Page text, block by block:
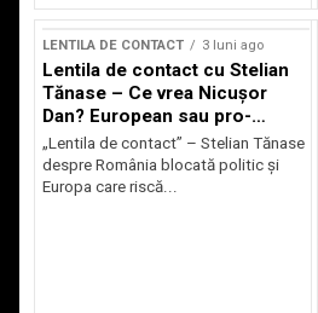
LENTILA DE CONTACT 3 luni ago
Lentila de contact cu Stelian
Tănase – Ce vrea Nicușor
Dan? European sau pro-
occidental?
„Lentila de contact” – Stelian Tănase
despre România blocată politic și
Europa care riscă...